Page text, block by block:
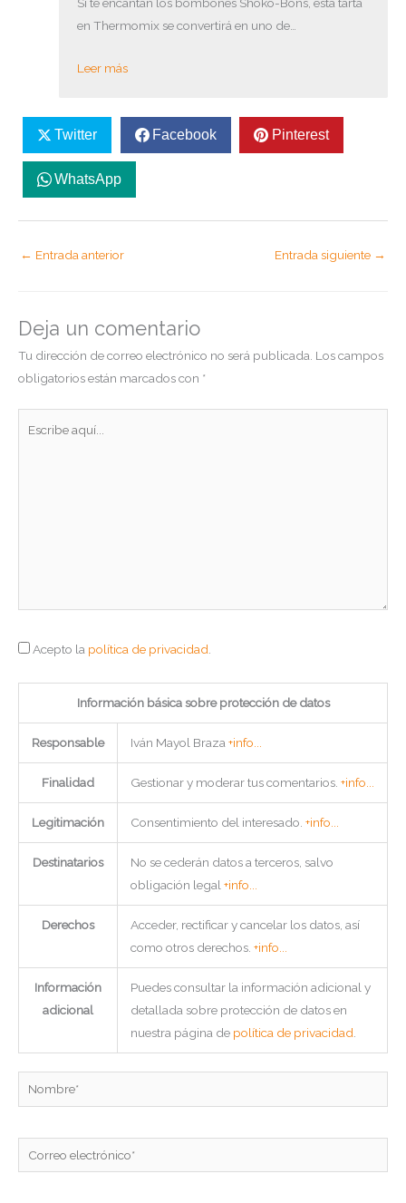
en Thermomix se convertirá en uno de…
Leer más
Twitter Facebook Pinterest
WhatsApp
← Entrada anterior Entrada siguiente →
Deja un comentario
Tu dirección de correo electrónico no será publicada. Los campos
obligatorios están marcados con *
Acepto la política de privacidad
Información básica sobre protección de datos
Responsable Iván Mayol Braza +info...
Finalidad Gestionar y moderar tus comentarios. +info...
Legitimación Consentimiento del interesado. +info...
Destinatarios
No se cederán datos a terceros, salvo
obligación legal +info...
Derechos
Acceder, rectificar y cancelar los datos, así
como otros derechos. +info...
Información
adicional
Puedes consultar la información adicional y
detallada sobre protección de datos en
nuestra página de política de privacidad
Nombre*
electrónico*